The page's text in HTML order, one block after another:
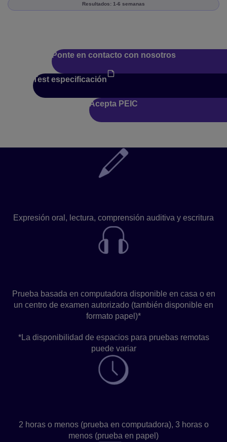
Resultados: 1-6 semanas
Ponte en contacto con nosotros
Test especificación
Acepta PEIC
Expresión oral, lectura, comprensión auditiva y escritura
Prueba basada en computadora disponible en casa o en
un centro de examen autorizado (también disponible en
formato papel)*
*La disponibilidad de espacios para pruebas remotas
puede variar
2 horas o menos (prueba en computadora), 3 horas o
menos (prueba en papel)